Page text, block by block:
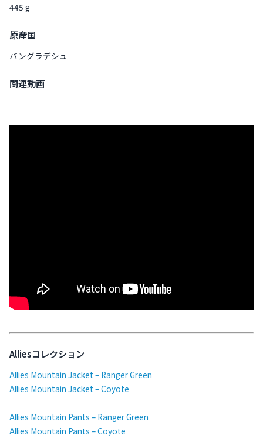
445 g
原産国
バングラデシュ
関連動画
Alliesコレクション
Allies Mountain Jacket – Ranger Green
Allies Mountain Jacket – Coyote
Allies Mountain Pants – Ranger Green
Allies Mountain Pants – Coyote